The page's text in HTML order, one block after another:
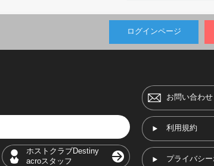
ログインページ
ホストクラブDestiny
acroスタッフ
お問い合わせ
利用規約
プライバシ